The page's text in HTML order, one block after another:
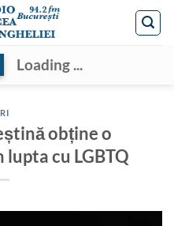
Loading ...
obține o
cu LGBTQ